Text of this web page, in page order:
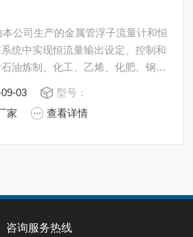
公司生产的金属管浮子流量计和恒
统中实现恒流量输出设定、控制和
油炼制、化工、乙烯、化肥、钢
送器的吹扫、差压法液位测量等过
03
型号：
家 查看详情
咨询服务热线